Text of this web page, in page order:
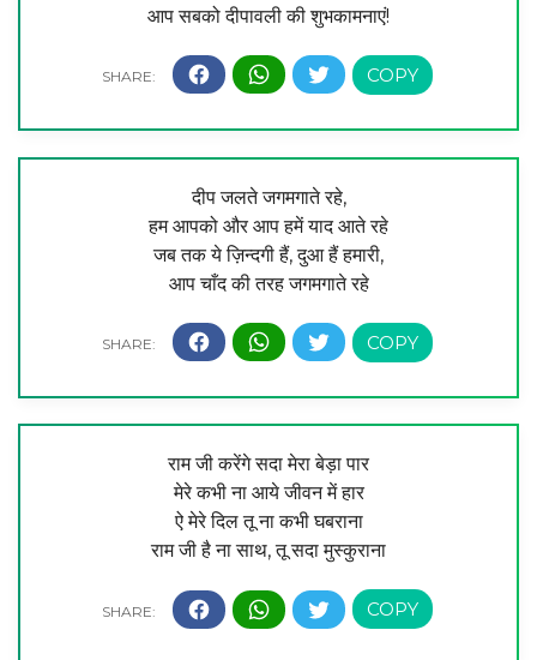
आप सबको दीपावली की शुभकामनाएं!
दीप जलते जगमगाते रहे,
हम आपको और आप हमें याद आते रहे
जब तक ये ज़िन्दगी हैं, दुआ हैं हमारी,
आप चाँद की तरह जगमगाते रहे
राम जी करेंगे सदा मेरा बेड़ा पार
मेरे कभी ना आये जीवन में हार
ऐ मेरे दिल तू ना कभी घबराना
राम जी है ना साथ, तू सदा मुस्कुराना